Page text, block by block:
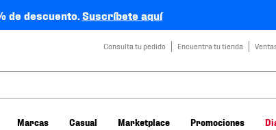
de descuento.Suscríbete aquí
Consulta tu pedido Encuentra tu tienda
Marcas Casual Marketplace Promociones